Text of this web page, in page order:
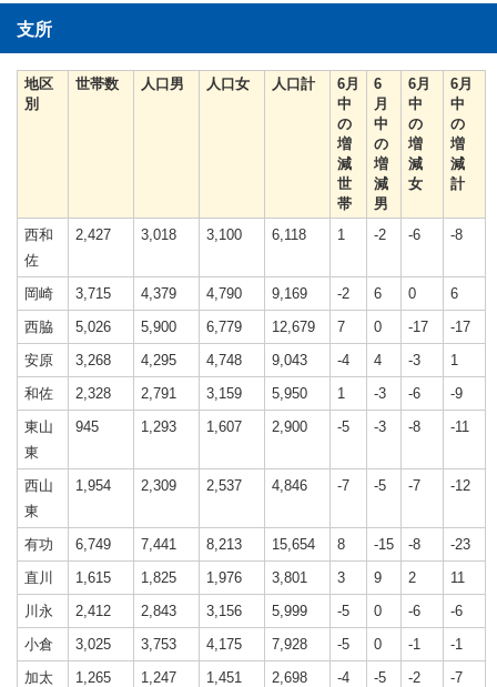
支所
地区
別
世帯数 人口男 人口女 人口計
6月
中
の
増
減
世
帯
6
月
中
の
増
減
男
6月
中
の
増
減
女
6月
中
の
増
減
計
西和
佐
2,427 3,018 3,100 6,118 1 -2 -6 -8
岡崎 3,715 4,379 4,790 9,169 -2 6 0
6
西脇
5,026 5,900 6,779 12,679 7 0 -17
-17
安原
3,268 4,295 4,748 9,043 -4 4 -3
1
和佐
2,328 2,791 3,159 5,950 1 -3 -6
-9
東山
東
945 1,293 1,607 2,900 -5 -3 -8 -11
西山
東
1,954 2,309 2,537 4,846 -7 -5 -7 -12
有功 6,749 7,441 8,213 15,654 8 -15 -8
-23
直川
1,615 1,825 1,976 3,801 3 9 2
11
川永
2,412 2,843 3,156 5,999 -5 0 -6
-6
小倉
3,025 3,753 4,175 7,928 -5 0 -1
-1
加太
1,265 1,247 1,451 2,698 -4 -5 -2
-7